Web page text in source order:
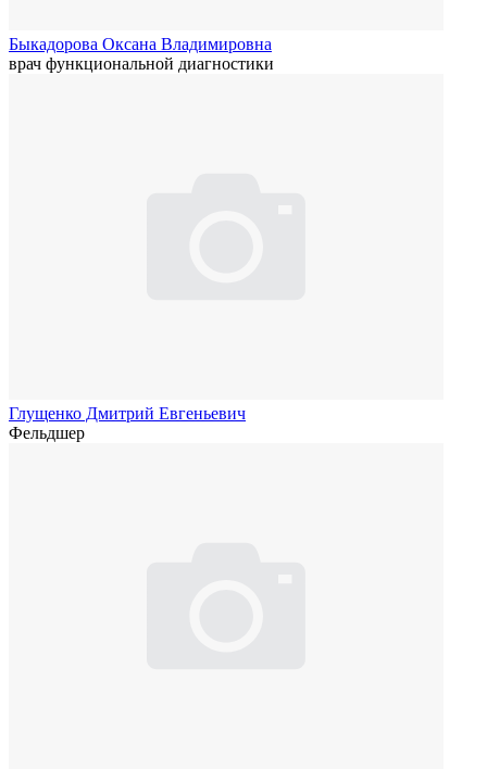
Быкадорова Оксана Владимировна
врач функциональной диагностики
Глущенко Дмитрий Евгеньевич
Фельдшер